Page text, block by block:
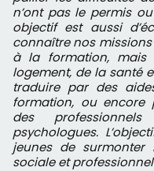
n’ont pas le permis
objectif est aussi
connaître nos missions
à la formation, mais
logement, de la santé
traduire par des
formation, ou encore
des
psychologues.
jeunes de
sociale et